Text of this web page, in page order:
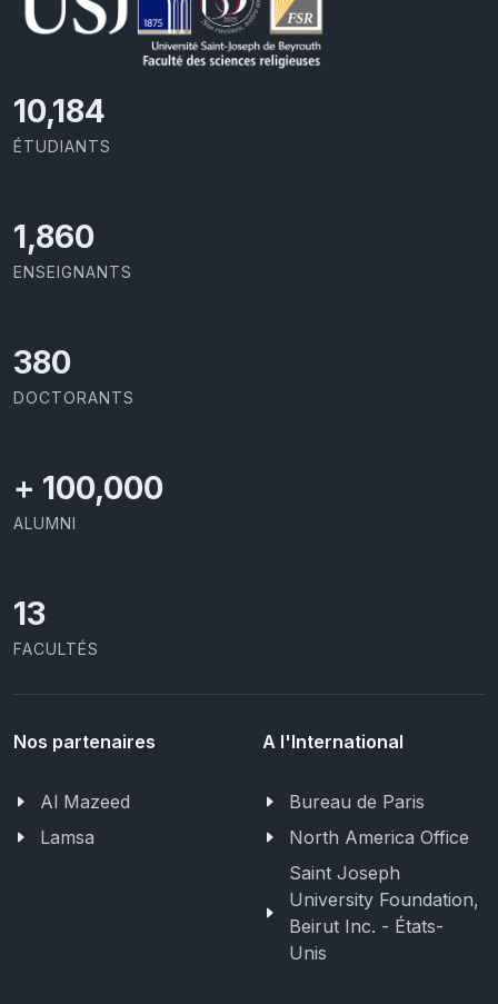
11,110
ÉTUDIANTS
2,029
ENSEIGNANTS
414
DOCTORANTS
+ 100,000
ALUMNI
13
FACULTÉS
Nos partenaires
Al Mazeed
Lamsa
A l'International
Bureau de Paris
North America Office
Saint Joseph
University Foundation,
Beirut Inc. - États-
Unis